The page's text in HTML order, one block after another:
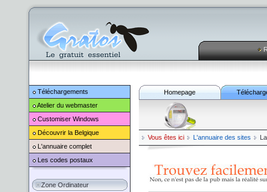
Téléchargements
Atelier du webmaster
Customiser Windows
Découvrir la Belgique
L'annuaire complet
Les codes postaux
Zone Ordinateur
Homepage
Vous êtes ici L'annuaire des sites